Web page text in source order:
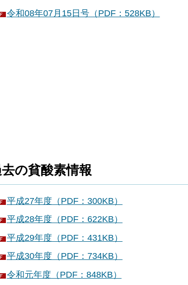
令和08年07月15日号（PDF：528KB）
の貧酸素情報
平成27年度（PDF：300KB）
平成28年度（PDF：622KB）
平成29年度（PDF：431KB）
平成30年度（PDF：734KB）
令和元年度（PDF：848KB）